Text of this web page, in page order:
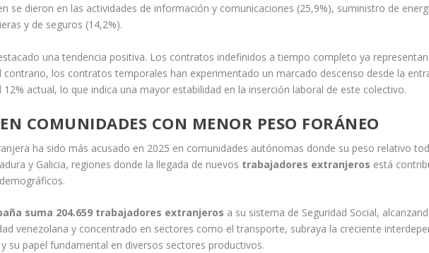
se dieron en las actividades de información y comunicaciones (25,9%), suministro de
y de seguros (14,2%).
una tendencia positiva. Los contratos indefinidos a tiempo completo ya
contrario, los contratos temporales han experimentado un marcado descenso desde la
actual, lo que indica una mayor estabilidad en la inserción laboral de este colectivo.
COMUNIDADES CON MENOR PESO FORÁNEO
ha sido más acusado en 2025 en comunidades autónomas donde su peso relativo
y Galicia, regiones donde la llegada de nuevos trabajadores extranjeros está
suma 204.659 trabajadores extranjeros a su sistema de Seguridad Social,
venezolana y concentrado en sectores como el transporte, subraya la creciente
papel fundamental en diversos sectores productivos.